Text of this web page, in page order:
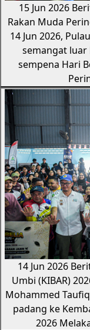
15 Jun 2026
Rakan Muda
14 Jun 2026,
semangat luar
sempena Hari
14 Jun 2026
Umbi (KIBAR)
Mohammed
padang ke
2026